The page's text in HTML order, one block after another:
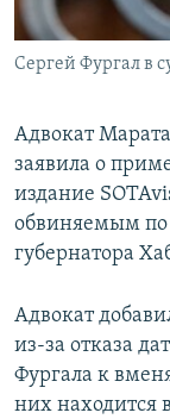
Сергей Фургал в
Адвокат
заявила о
издание
обвиняемым по
губернатора
Адвокат
из-за отказа
Фургала к
них находится